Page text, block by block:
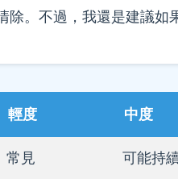
除。不過，我還是建議
輕度 中度
常見 可能持